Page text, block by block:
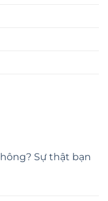
Sự thật bạn